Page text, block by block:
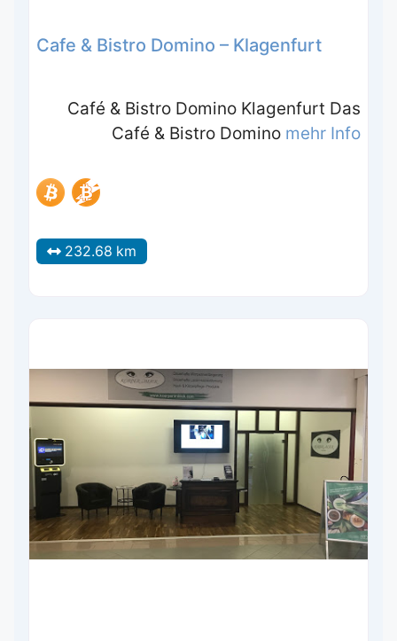
Cafe & Bistro Domino – Klagenfurt
Café & Bistro Domino Klagenfurt Das
Café & Bistro Domino mehr Info
232.68 km